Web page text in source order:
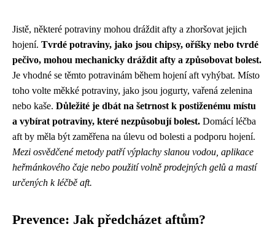
Jistě, některé potraviny mohou dráždit afty a zhoršovat jejich
hojení. Tvrdé potraviny, jako jsou chipsy, oříšky nebo tvrdé
pečivo, mohou mechanicky dráždit afty a způsobovat bolest.
Je vhodné se těmto potravinám během hojení aft vyhýbat. Místo
toho volte měkké potraviny, jako jsou jogurty, vařená zelenina
nebo kaše. Důležité je dbát na šetrnost k postiženému místu
a vybírat potraviny, které nezpůsobují bolest. Domácí léčba
aft by měla být zaměřena na úlevu od bolesti a podporu hojení.
Mezi osvědčené metody patří výplachy slanou vodou, aplikace
heřmánkového čaje nebo použití volně prodejných gelů a mastí
určených k léčbě aft.
Prevence: Jak předcházet aftům?